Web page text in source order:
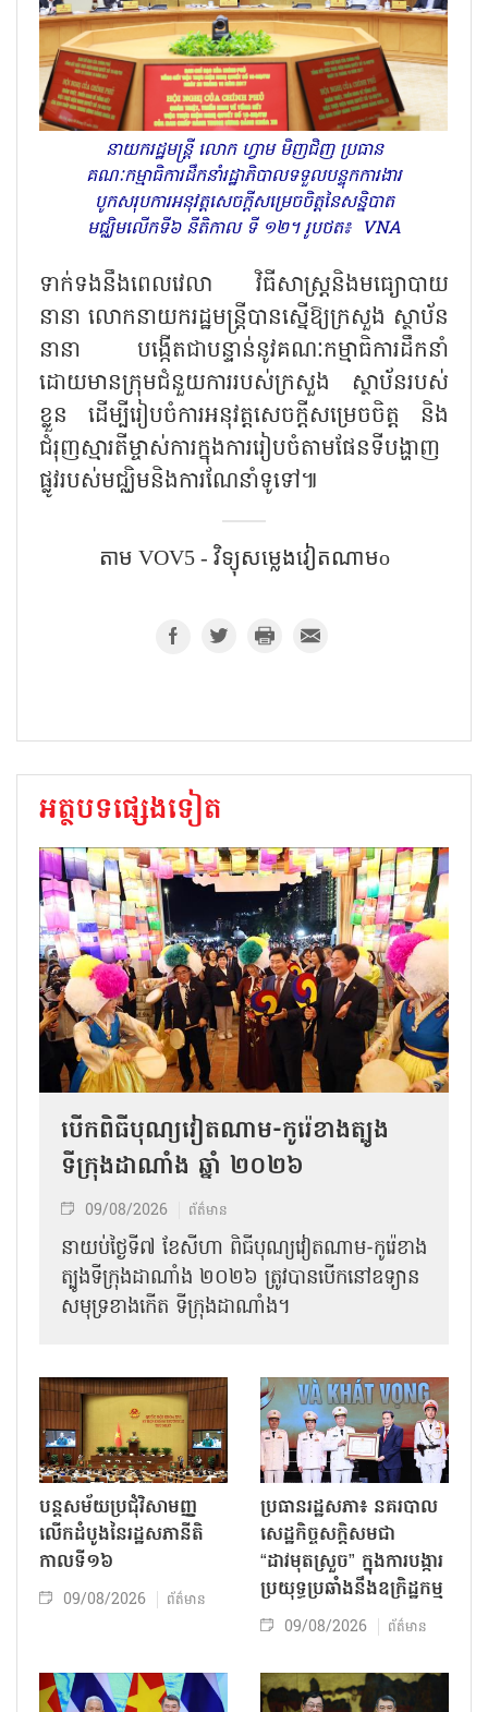
នាយករដ្ឋមន្ត្រី លោក ហ្វាម មិញជិញ ប្រធាន
គណៈកម្មាធិការដឹកនាំរដ្ឋាភិបាលទទួលបន្ទុកការងារ
បូកសរុបការអនុវត្តសេចក្តីសម្រេចចិត្តនៃសន្និបាត
មជ្ឈិមលើកទី៦ នីតិកាល ទី ១២។ រូបថត៖ VNA
ទាក់ទងនឹងពេលវេលា វិធីសាស្ត្រនិងមធ្យោបាយ
នានា លោកនាយករដ្ឋមន្ត្រីបានស្នើឱ្យក្រសួង ស្ថាប័ន
នានា បង្កើតជាបន្ទាន់នូវគណៈកម្មាធិការដឹកនាំ
ដោយមានក្រុមជំនួយការរបស់ក្រសួង ស្ថាប័នរបស់
ខ្លួន ដើម្បីរៀបចំការអនុវត្តសេចក្តីសម្រេចចិត្ត និង
ជំរុញស្មារតីម្ចាស់ការក្នុងការរៀបចំតាមផែនទីបង្ហាញ
ផ្លូវរបស់មជ្ឈិមនិងការណែនាំទូទៅ៕
តាម​ VOV5 - វិទ្យុសម្លេងវៀតណាមo
អត្ថបទផ្សេងទៀត
បើកពិធីបុណ្យវៀតណាម-កូរ៉េខាងត្បូង
ទីក្រុងដាណាំង ឆ្នាំ ២០២៦
09/08/2026 ព័ត៌មាន
នាយប់ថ្ងៃទី៧ ខែសីហា ពិធីបុណ្យវៀតណាម-កូរ៉េខាង
ត្បូងទីក្រុងដាណាំង ២០២៦ ត្រូវបានបើកនៅឧទ្យាន
សមុទ្រខាងកើត ទីក្រុងដាណាំង។
បន្តសម័យប្រជុំវិសាមញ្ញ
លើកដំបូងនៃរដ្ឋសភានីតិ
កាលទី១៦
09/08/2026 ព័ត៌មាន
ប្រធានរដ្ឋសភា៖ នគរបាល
សេដ្ឋកិច្ចសក្តិសមជា
“ដាវមុតស្រួច” ក្នុងការបង្ការ
ប្រយុទ្ធប្រឆាំងនឹងឧក្រិដ្ឋកម្ម
09/08/2026 ព័ត៌មាន